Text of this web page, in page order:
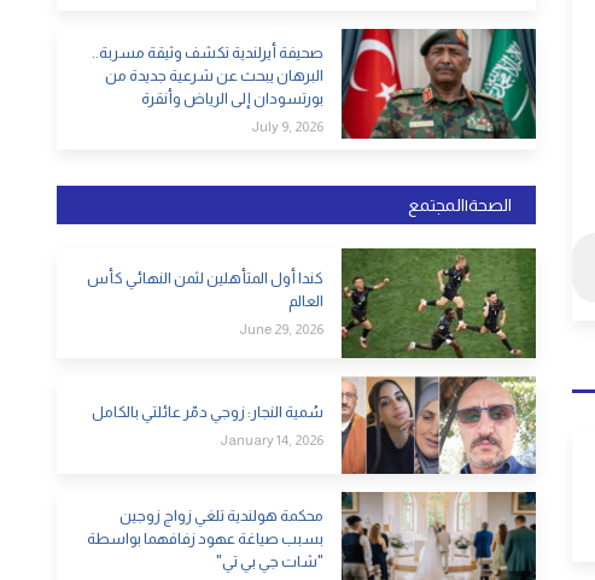
صحيفة أيرلندية تكشف وثيقة مسربة..
البرهان يبحث عن شرعية جديدة من
بورتسودان إلى الرياض وأنقرة
July 9, 2026
الصحة|المجتمع
كندا أول المتأهلين لثمن النهائي كأس
العالم
June 29, 2026
سُمية النجار: زوجي دمّر عائلتي بالكامل
January 14, 2026
محكمة هولندية تلغي زواج زوجين
بسبب صياغة عهود زفافهما بواسطة
"شات جي بي تي"